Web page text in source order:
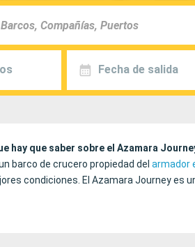
Fecha de salida
hay que saber sobre el Azamara
barco de crucero propiedad del armador
condiciones. El Azamara Journey es